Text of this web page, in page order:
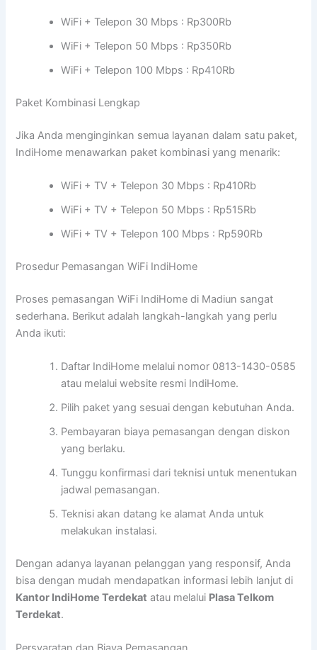
WiFi + Telepon 30 Mbps : Rp300Rb
WiFi + Telepon 50 Mbps : Rp350Rb
WiFi + Telepon 100 Mbps : Rp410Rb
Paket Kombinasi Lengkap
Jika Anda menginginkan semua layanan dalam satu paket,
IndiHome menawarkan paket kombinasi yang menarik:
WiFi + TV + Telepon 30 Mbps : Rp410Rb
WiFi + TV + Telepon 50 Mbps : Rp515Rb
WiFi + TV + Telepon 100 Mbps : Rp590Rb
Prosedur Pemasangan WiFi IndiHome
Proses pemasangan WiFi IndiHome di Madiun sangat
sederhana. Berikut adalah langkah-langkah yang perlu
Anda ikuti:
Daftar IndiHome melalui nomor 0813-1430-0585
atau melalui website resmi IndiHome.
Pilih paket yang sesuai dengan kebutuhan Anda.
Pembayaran biaya pemasangan dengan diskon
yang berlaku.
Tunggu konfirmasi dari teknisi untuk menentukan
jadwal pemasangan.
Teknisi akan datang ke alamat Anda untuk
melakukan instalasi.
Dengan adanya layanan pelanggan yang responsif, Anda
bisa dengan mudah mendapatkan informasi lebih lanjut di
Kantor IndiHome Terdekat atau melalui Plasa Telkom
Terdekat.